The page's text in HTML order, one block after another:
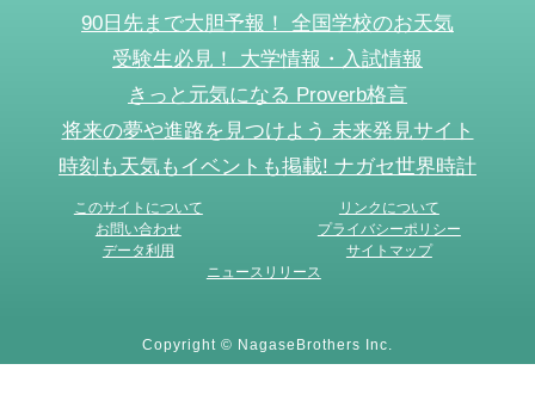
90日先まで大胆予報！ 全国学校のお天気
受験生必見！ 大学情報・入試情報
きっと元気になる Proverb格言
将来の夢や進路を見つけよう 未来発見サイト
時刻も天気もイベントも掲載! ナガセ世界時計
このサイトについて
リンクについて
お問い合わせ
プライバシーポリシー
データ利用
サイトマップ
ニュースリリース
Copyright © NagaseBrothers Inc.